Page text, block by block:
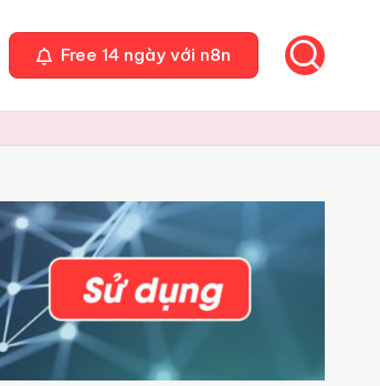
Free 14 ngày với n8n